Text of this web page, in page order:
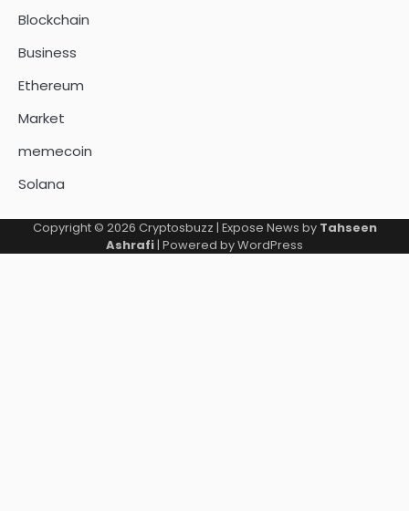
Blockchain
Business
Ethereum
Market
memecoin
Solana
Copyright © 2026 Cryptosbuzz | Expose News by Tahseen
Ashrafi | Powered byWordPress